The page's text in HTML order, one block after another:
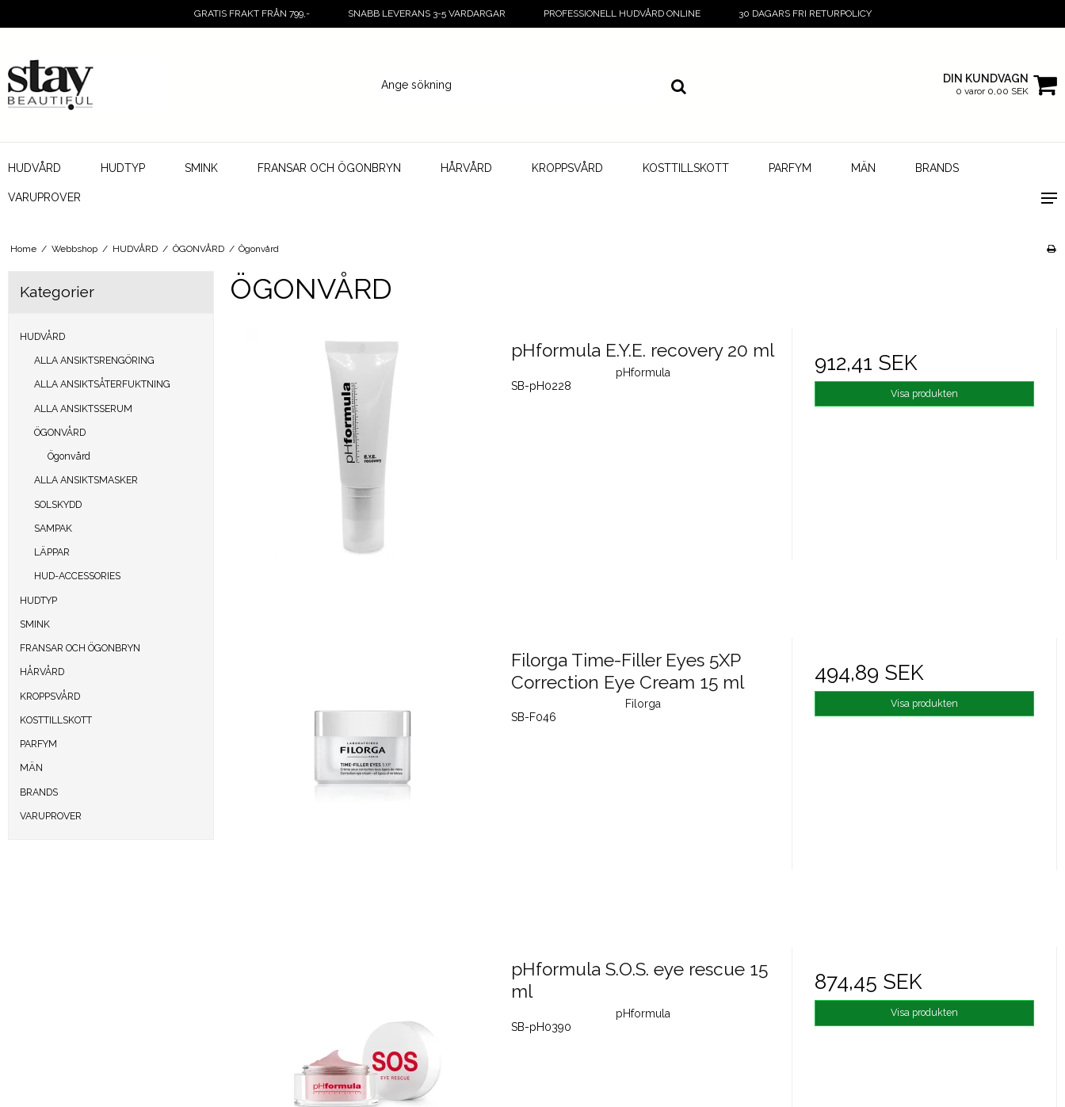
GRATIS FRAKT FRÅN 799,- SNABB LEVERANS 3-5 VARDARGAR PROFESSIONELL HUDVÅRD ONLINE 30 DAGARS FRI RETURPOLICY
DIN KUNDVAGN
0 varor 0,00 SEK
HUDVÅRD HUDTYP SMINK FRANSAR OCH ÖGONBRYN HÅRVÅRD KROPPSVÅRD KOSTTILLSKOTT PARFYM MÄN BRANDS
VARUPROVER
Home / Webbshop / HUDVÅRD / ÖGONVÅRD / Ögonvård
Kategorier
HUDVÅRD
ALLA ANSIKTSRENGÖRING
ALLA ANSIKTSÅTERFUKTNING
ALLA ANSIKTSSERUM
ÖGONVÅRD
Ögonvård
ALLA ANSIKTSMASKER
SOLSKYDD
SAMPAK
LÄPPAR
HUD-ACCESSORIES
HUDTYP
SMINK
FRANSAR OCH ÖGONBRYN
HÅRVÅRD
KROPPSVÅRD
KOSTTILLSKOTT
PARFYM
MÄN
BRANDS
VARUPROVER
ÖGONVÅRD
pHformula E.Y.E. recovery 20 ml
pHformula
SB-pH0228
912,41 SEK
Visa produkten
Filorga Time-Filler Eyes 5XP
Correction Eye Cream 15 ml
Filorga
SB-F046
494,89 SEK
Visa produkten
pHformula S.O.S. eye rescue 15
ml
pHformula
SB-pH0390
874,45 SEK
Visa produkten